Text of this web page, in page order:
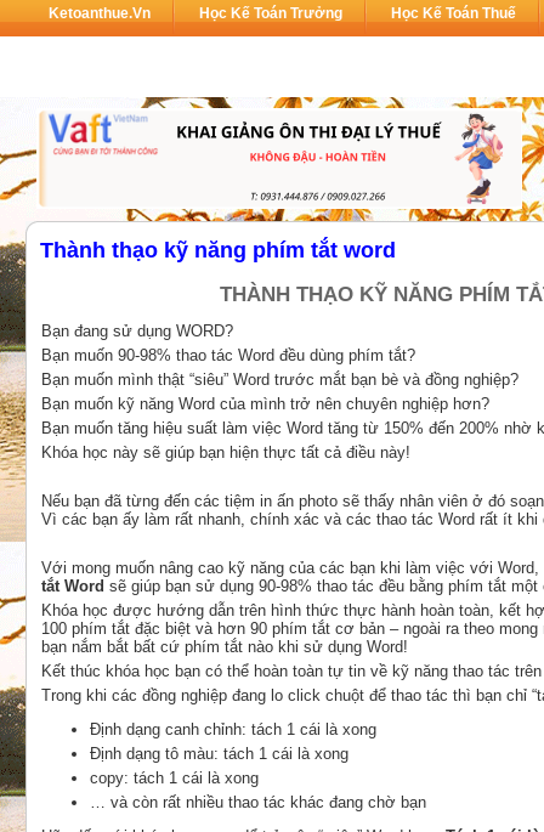
Ketoanthue.vn Học Kế Toán Trưởng Học Kế Toán Thuế
Thành thạo kỹ năng phím tắt word
THÀNH THẠO KỸ NĂNG PHÍM
Bạn đang sử dụng WORD?
Bạn muốn 90-98% thao tác Word đều dùng phím tắt?
Bạn muốn mình thật “siêu” Word trước mắt bạn bè và đồng nghiệp?
Bạn muốn kỹ năng Word của mình trở nên chuyên nghiệp hơn?
Bạn muốn tăng hiệu suất làm việc Word tăng từ 150% đến 200% nhờ
Khóa học này sẽ giúp bạn hiện thực tất cả điều này!
Nếu bạn đã từng đến các tiệm in ấn photo sẽ thấy nhân viên ở đó
Vì các bạn ấy làm rất nhanh, chính xác và các thao tác Word rất ít khi
Với mong muốn nâng cao kỹ năng của các bạn khi làm việc với
tắt Word sẽ giúp bạn sử dụng 90-98% thao tác đều bằng phím tắt một
Khóa học được hướng dẫn trên hình thức thực hành hoàn toàn, kết
100 phím tắt đặc biệt và hơn 90 phím tắt cơ bản – ngoài ra theo
bạn nắm bắt bất cứ phím tắt nào khi sử dụng Word!
Kết thúc khóa học bạn có thể hoàn toàn tự tin về kỹ năng thao tác
Trong khi các đồng nghiệp đang lo click chuột để thao tác thì bạn chỉ
Định dạng canh chỉnh: tách 1 cái là xong
Định dạng tô màu: tách 1 cái là xong
copy: tách 1 cái là xong
… và còn rất nhiều thao tác khác đang chờ bạn